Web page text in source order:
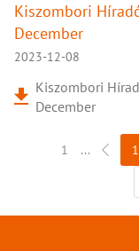
Kiszombori
December
2023-12-08
Kiszombori
December
1 ... 1